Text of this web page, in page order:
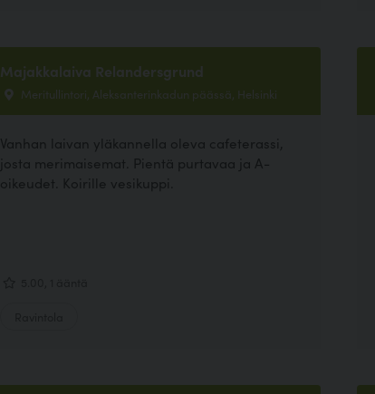
Majakkalaiva Relandersgrund
Meritullintori, Aleksanterinkadun päässä, Helsinki
Vanhan laivan yläkannella oleva cafeterassi,
josta merimaisemat. Pientä purtavaa ja A-
oikeudet. Koirille vesikuppi.